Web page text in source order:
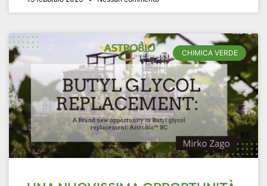
CHIMICA VERDE